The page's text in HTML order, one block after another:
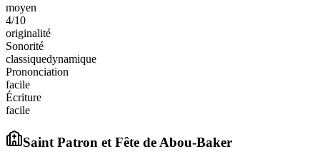
moyen
4/10
originalité
Sonorité
classiquedynamique
Prononciation
facile
Écriture
facile
Saint Patron et Fête deAbou-Baker